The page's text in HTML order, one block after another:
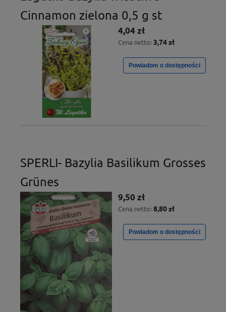
Cinnamon zielona 0,5 g st
4,04 zł
Cena netto: 3,74 zł
Powiadom o dostępności
SPERLI- Bazylia Basilikum Grosses
Grünes
9,50 zł
Cena netto: 8,80 zł
Powiadom o dostępności